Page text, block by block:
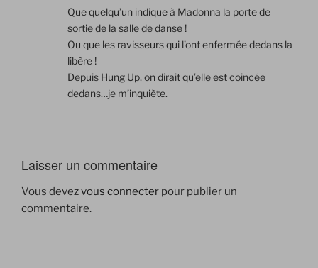
Que quelqu’un indique à Madonna la porte de
sortie de la salle de danse !
Ou que les ravisseurs qui l’ont enfermée dedans la
libère !
Depuis Hung Up, on dirait qu’elle est coincée
dedans…je m’inquiète.
Laisser un commentaire
Vous devezvous connecter pour publier un
commentaire.